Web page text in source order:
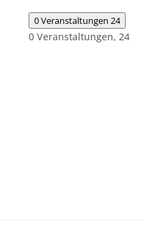
0 Veranstaltungen 24
0 Veranstaltungen, 24